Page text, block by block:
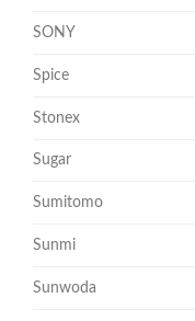
SONY
Spice
Stonex
Sugar
Sumitomo
Sunmi
Sunwoda